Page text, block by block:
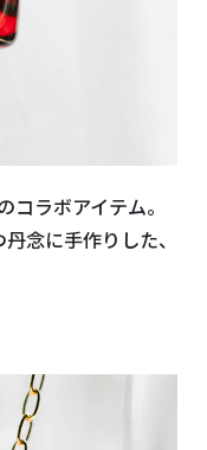
ラボアイテム。
念に手作りした、